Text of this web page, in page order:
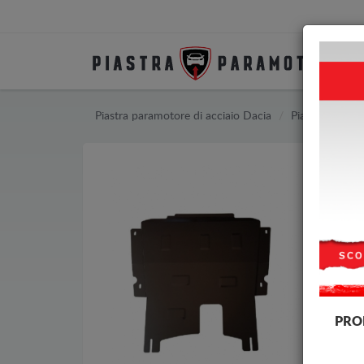
Piastra paramotore di acciaio Dacia Piastra